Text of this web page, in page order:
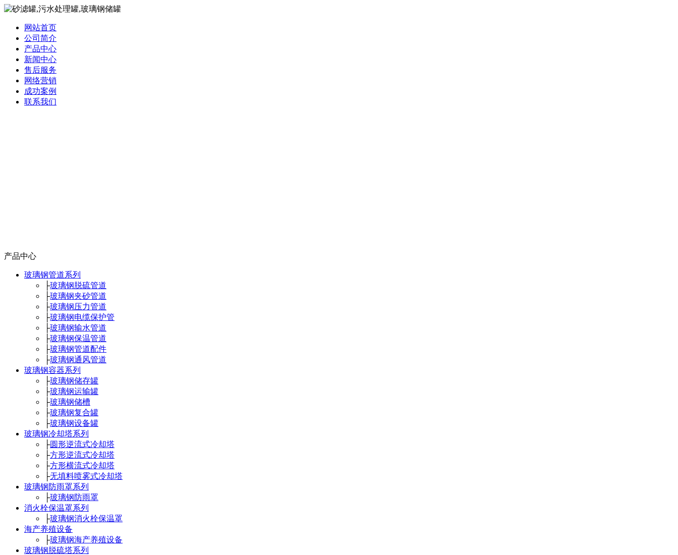
网站首页
公司简介
产品中心
新闻中心
售后服务
网络营销
成功案例
联系我们
产品中心
玻璃钢管道系列
├玻璃钢脱硫管道
├玻璃钢夹砂管道
├玻璃钢压力管道
├玻璃钢电缆保护管
├玻璃钢输水管道
├玻璃钢保温管道
├玻璃钢管道配件
├玻璃钢通风管道
玻璃钢容器系列
├玻璃钢储存罐
├玻璃钢运输罐
├玻璃钢储槽
├玻璃钢复合罐
├玻璃钢设备罐
玻璃钢冷却塔系列
├圆形逆流式冷却塔
├方形逆流式冷却塔
├方形横流式冷却塔
├无填料喷雾式冷却塔
玻璃钢防雨罩系列
├玻璃钢防雨罩
消火栓保温罩系列
├玻璃钢消火栓保温罩
海产养殖设备
├玻璃钢海产养殖设备
玻璃钢脱硫塔系列